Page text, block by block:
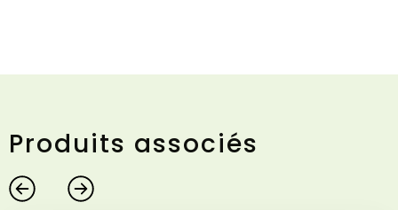
Produits associés